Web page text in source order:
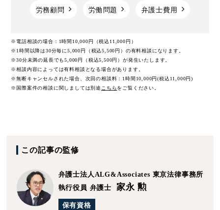
労務顧問 労働問題 弁護士費用
※電話相談の場合：1時間10,000円（税込11,000円）
※1時間以降は30分毎に5,000円（税込5,500円）の有料相談になります。
※30分未満の延長でも5,000円（税込5,500円）が発生いたします。
※相談内容によっては有料相談となる場合があります。
※無断キャンセルされた場合、次回の相談料：1時間10,000円(税込11,000円)
※国際案件の相談に関しましては別途 こちらをご覧ください。
この記事の監修
弁護士法人ALG&Associates 東京法律事務所
執行役員 弁護士
家永 勲
保有資格